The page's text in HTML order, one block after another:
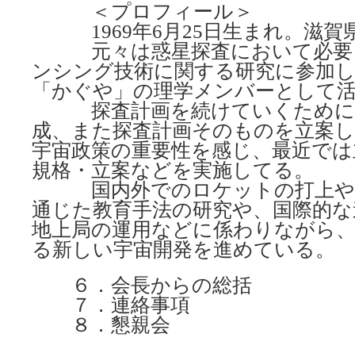
＜プロフィール＞
1969年6月25日生まれ。滋賀
元々は惑星探査において必要
ンシング技術に関する研究に参加
「かぐや」の理学メンバーとして
探査計画を続けていくために
成、また探査計画そのものを立案
宇宙政策の重要性を感じ、最近で
規格・立案などを実施してる。
国内外でのロケットの打上や
通じた教育手法の研究や、国際的
地上局の運用などに係わりながら
る新しい宇宙開発を進めている。
６．会長からの総括
７．連絡事項
８．懇親会